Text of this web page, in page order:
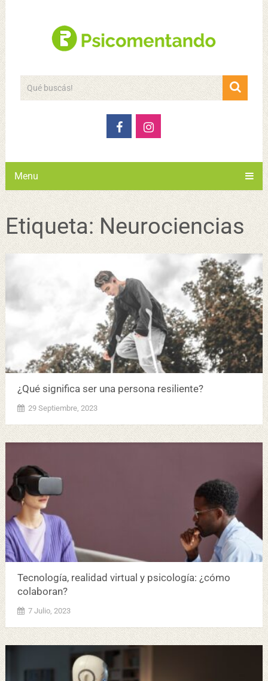
Menu
Etiqueta:Neurociencias
¿Qué significa ser una persona resiliente?
29 Septiembre, 2023
Tecnología, realidad virtual y psicología: ¿cómo
colaboran?
7 Julio, 2023